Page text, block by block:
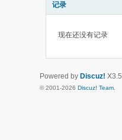
记录
现在还没有记录
Powered by Discuz! X3.5
© 2001-2026 Discuz! Team